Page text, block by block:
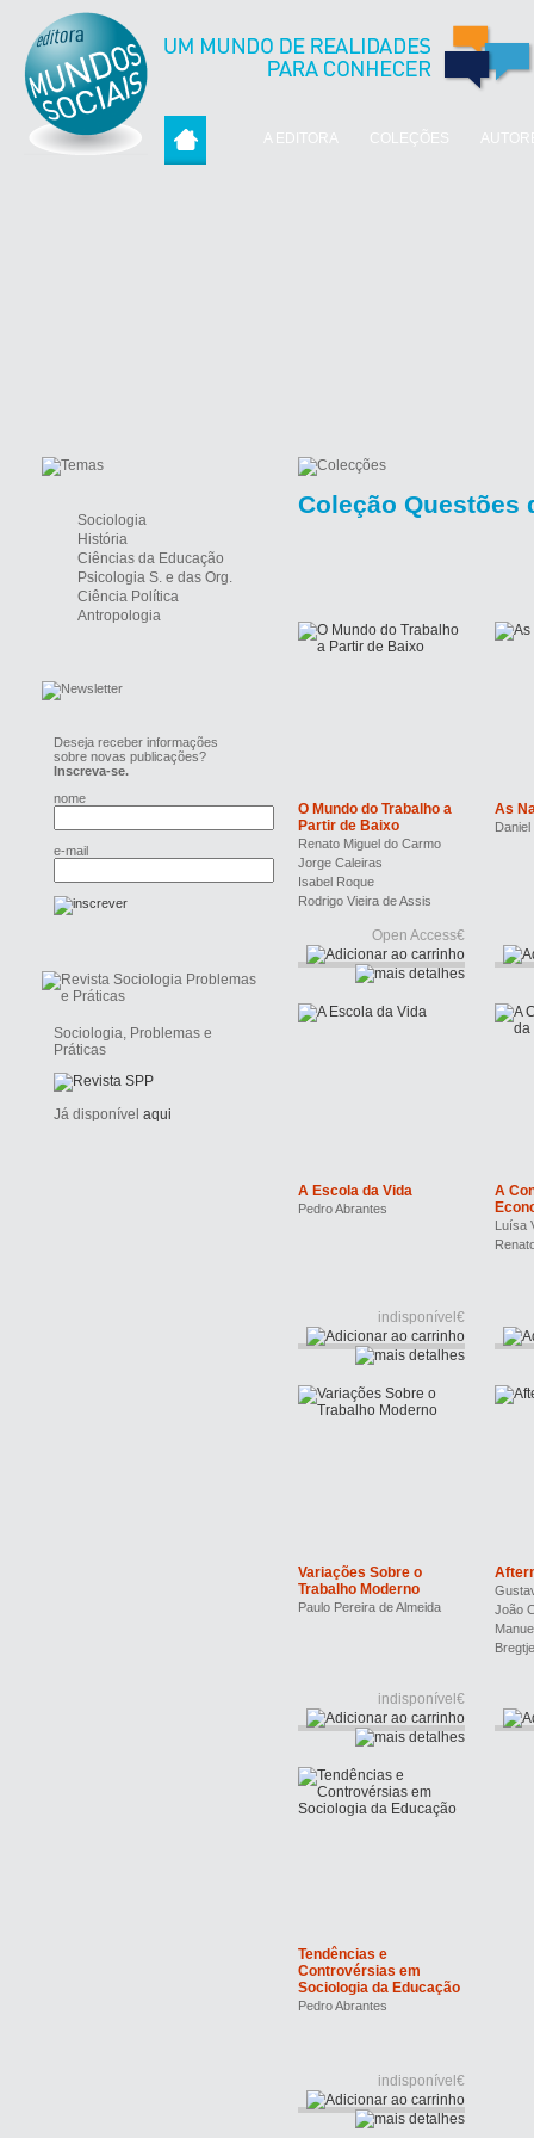
A EDITORA COLEÇÕES
Coleção Questões
O Mundo do Trabalho a
Partir de Baixo
Renato Miguel do Carmo
Jorge Caleiras
Isabel Roque
Rodrigo Vieira de Assis
Open Access€
As
A Escola da Vida
Pedro Abrantes
indisponível€
A
Luísa
Variações Sobre o
Trabalho Moderno
Paulo Pereira de Almeida
indisponível€
João
Tendências e
Controvérsias em
Sociologia da Educação
Pedro Abrantes
indisponível€
Sociologia
História
Ciências da Educação
Psicologia S. e das Org.
Ciência Política
Antropologia
Deseja receber informações
sobre novas publicações?
Inscreva-se.
nome
e-mail
Sociologia, Problemas e
Práticas
Já disponível aqui